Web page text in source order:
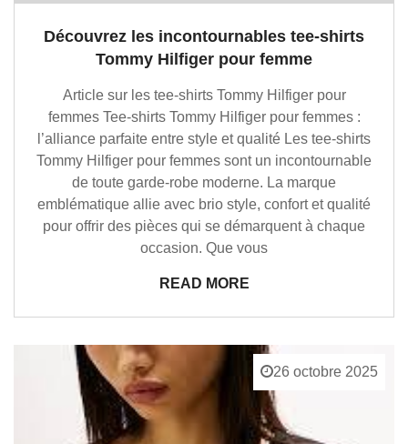
Découvrez les incontournables tee-shirts
Tommy Hilfiger pour femme
Article sur les tee-shirts Tommy Hilfiger pour
femmes Tee-shirts Tommy Hilfiger pour femmes :
l’alliance parfaite entre style et qualité Les tee-shirts
Tommy Hilfiger pour femmes sont un incontournable
de toute garde-robe moderne. La marque
emblématique allie avec brio style, confort et qualité
pour offrir des pièces qui se démarquent à chaque
occasion. Que vous
READ MORE
26 octobre 2025